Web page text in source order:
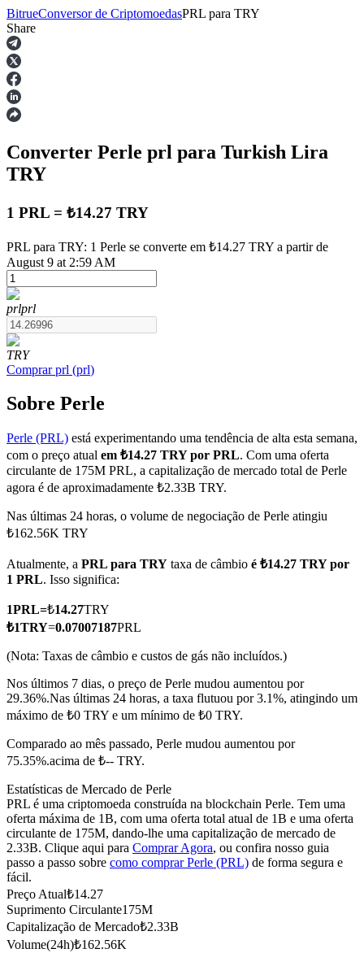
Futuros
Futuros de USDT
Futuros usando USDT como garantia
Futuros COIN-M
Futuros de criptomoeda
TradFi
Futuros de USDC
Futuros usando USDC como garantia
Copiar Trading
Junte-se aos principais traders
BitrueConversor de CriptomoedasPRL para TRY
Share
Converter Perle prl para Turkish Lira
TRY
1 PRL = ₺14.27 TRY
PRL para TRY: 1 Perle se converte em ₺14.27 TRY a partir de
August 9 at 2:59 AM
prlprl
TRY
Comprar prl (prl)
Sobre Perle
Perle (PRL) está experimentando uma tendência de alta esta semana,
com o preço atual em ₺14.27 TRY por PRL. Com uma oferta
circulante de 175M PRL, a capitalização de mercado total de Perle
agora é de aproximadamente ₺2.33B TRY.
Nas últimas 24 horas, o volume de negociação de Perle atingiu
₺162.56K TRY
Atualmente, a PRL para TRY taxa de câmbio é ₺14.27 TRY por
1 PRL. Isso significa:
1PRL=₺14.27TRY
₺1TRY=0.07007187PRL
(Nota: Taxas de câmbio e custos de gás não incluídos.)
Nos últimos 7 dias, o preço de Perle mudou aumentou por
29.36%.Nas últimas 24 horas, a taxa flutuou por 3.1%, atingindo um
máximo de ₺0 TRY e um mínimo de ₺0 TRY.
Comparado ao mês passado, Perle mudou aumentou por
75.35%.acima de ₺-- TRY.
Estatísticas de Mercado de Perle
PRL é uma criptomoeda construída na blockchain Perle. Tem uma
oferta máxima de 1B, com uma oferta total atual de 1B e uma oferta
circulante de 175M, dando-lhe uma capitalização de mercado de
2.33B. Clique aqui para Comprar Agora, ou confira nosso guia
passo a passo sobre como comprar Perle (PRL) de forma segura e
fácil.
Preço Atual₺14.27
Suprimento Circulante175M
Capitalização de Mercado₺2.33B
Volume(24h)₺162.56K